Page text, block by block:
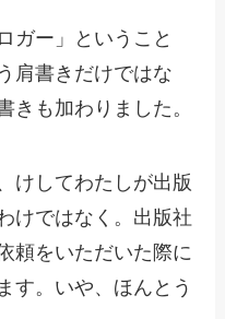
ガー」ということ
肩書きだけではな
きも加わりました。
けしてわたしが出版
けではなく。出版社
頼をいただいた際に
す。いや、ほんとう